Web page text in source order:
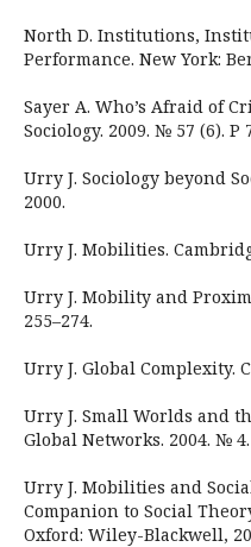
North D. Institutions,
Performance. New York:
Sayer A. Who’s Afraid of
Sociology. 2009. № 57 (6). P
Urry J. Sociology beyond
2000.
Urry J. Mobilities.
Urry J. Mobility and
255–274.
Urry J. Global Complexity.
Urry J. Small Worlds and
Global Networks. 2004. № 4.
Urry J. Mobilities and
Companion to Social
Oxford: Wiley-Blackwell,